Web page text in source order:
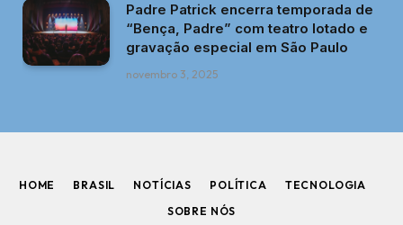
Padre Patrick encerra temporada de
“Bença, Padre” com teatro lotado e
gravação especial em São Paulo
novembro 3, 2025
HOME BRASIL NOTÍCIAS POLÍTICA
TECNOLOGIA
SOBRE NÓS